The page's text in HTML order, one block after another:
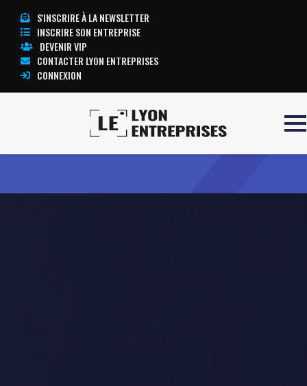
S'INSCRIRE À LA NEWSLETTER
INSCRIRE SON ENTREPRISE
DEVENIR VIP
CONTACTER LYON ENTREPRISES
CONNEXION